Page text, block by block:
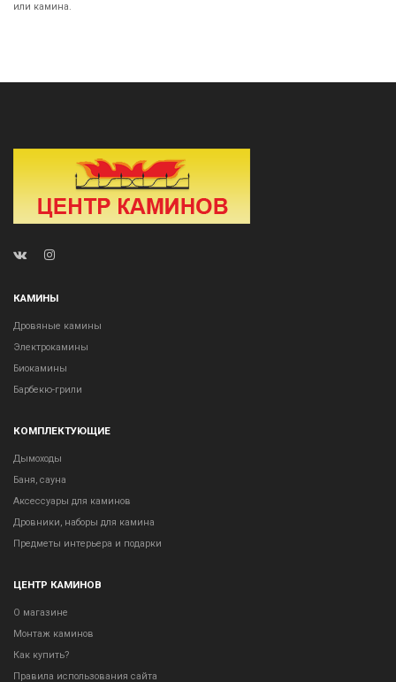
или камина.
КАМИНЫ
Дровяные камины
Электрокамины
Биокамины
Барбекю-грили
КОМПЛЕКТУЮЩИЕ
Дымоходы
Баня, сауна
Аксессуары для каминов
Дровники, наборы для камина
Предметы интерьера и подарки
ЦЕНТР КАМИНОВ
О магазине
Монтаж каминов
Как купить?
Правила использования сайта